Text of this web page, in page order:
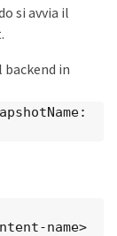
si avvia il
in
name>